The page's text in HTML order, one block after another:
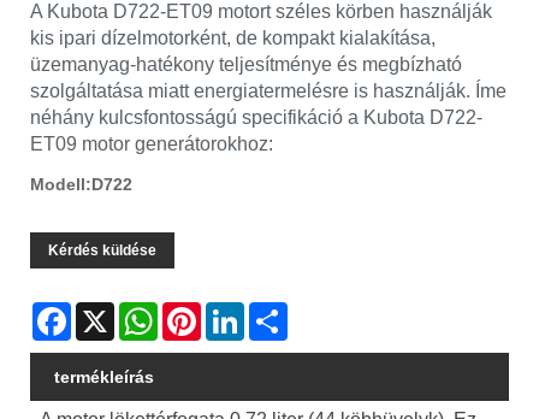
A Kubota D722-ET09 motort széles körben használják
kis ipari dízelmotorként, de kompakt kialakítása,
üzemanyag-hatékony teljesítménye és megbízható
szolgáltatása miatt energiatermelésre is használják. Íme
néhány kulcsfontosságú specifikáció a Kubota D722-
ET09 motor generátorokhoz:
Modell:D722
Kérdés küldése
Facebook
X WhatsAppPinterestLinkedIn
termékleírás